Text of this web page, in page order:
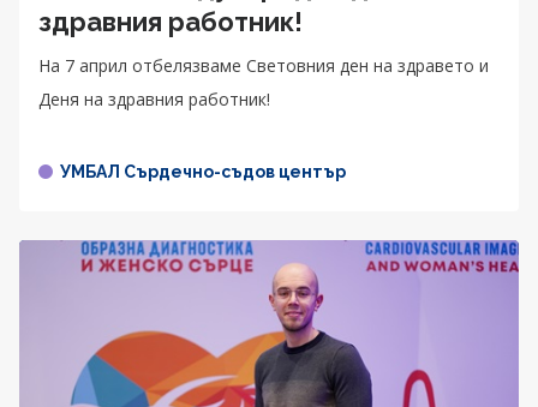
здравния работник!
На 7 април отбелязваме Световния ден на здравето и
Деня на здравния работник!
УМБАЛ Сърдечно-съдов център